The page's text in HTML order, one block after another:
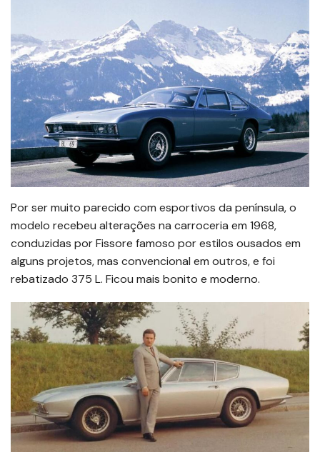
Por ser muito parecido com esportivos da península, o
modelo recebeu alterações na carroceria em 1968,
conduzidas por Fissore famoso por estilos ousados em
alguns projetos, mas convencional em outros, e foi
rebatizado 375 L. Ficou mais bonito e moderno.